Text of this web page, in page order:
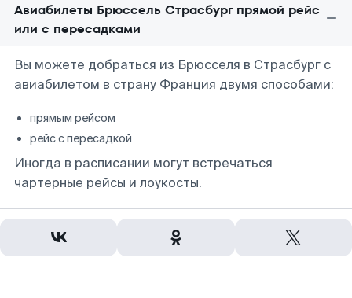
Авиабилеты Брюссель Страсбург прямой рейс
или с пересадками
Вы можете добраться из Брюсселя в Страсбург с
авиабилетом в страну Франция двумя способами:
прямым рейсом
рейс с пересадкой
Иногда в расписании могут встречаться
чартерные рейсы и лоукосты.